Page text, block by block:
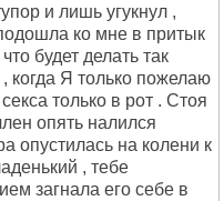
и лишь угукнул ,
ко мне в притык
будет делать так
когда Я только пожелаю
только в рот . Стоя
опять налился
опустилась на колени к
, тебе
загнала его себе в